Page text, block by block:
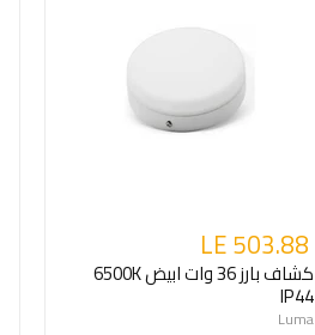
LE 503.88
كشاف بارز 36 وات ابيض 6500K
IP44
Luma